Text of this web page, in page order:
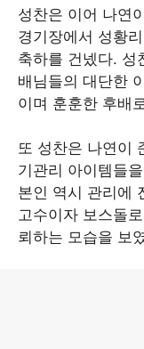
성찬은 이어 나연
경기장에서 성황
축하를 건넸다. 성
배님들의 대단한
이며 훈훈한 후배
또 성찬은 나연이
기관리 아이템들
본인 역시 관리에
고수이자 보스돌
뢰하는 모습을 보